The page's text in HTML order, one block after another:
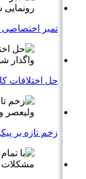
تمبر اختصاصی
حل اختلافات
زخم تازه بر